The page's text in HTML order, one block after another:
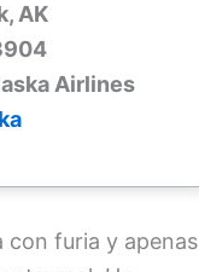
AK
Airlines
con furia y apenas